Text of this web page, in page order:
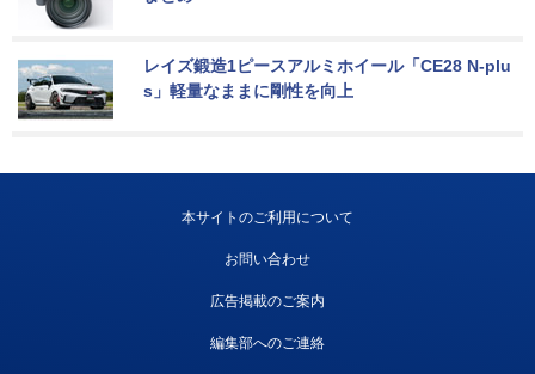
レイズ鍛造1ピースアルミホイール「CE28 N-plu
s」軽量なままに剛性を向上
本サイトのご利用について
お問い合わせ
広告掲載のご案内
編集部へのご連絡